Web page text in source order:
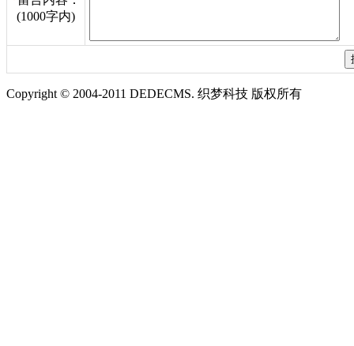
(1000字内)
Copyright © 2004-2011 DEDECMS. 织梦科技 版权所有